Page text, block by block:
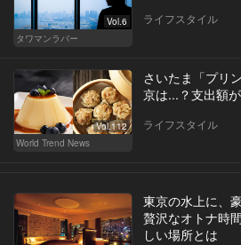
Vol.6
タワマンラバー
ライフスタイル
Vol.112
World Trend News
さいたま「プリ
京は...？支出額
ライフスタイル
東京の水上に、
贅沢なオトナ時
しい場所とは